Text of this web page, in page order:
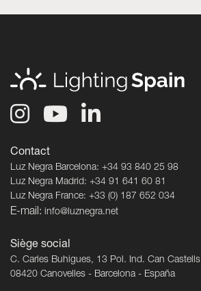
Contact
Luz Negra Barcelona: +34 93 840 25 98
Luz Negra Madrid: +34 91 641 60 81
Luz Negra France: +33 (0) 187 652 034
E-mail: info@luznegra.net
Siège social
C. Carles Buhigues, 13 Pol. Ind. Can Castells
08420 Canovelles - Barcelona - España